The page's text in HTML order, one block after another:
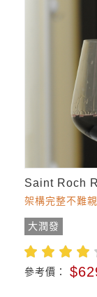
Saint Roch
架構完整不難
大潤發
參考價：